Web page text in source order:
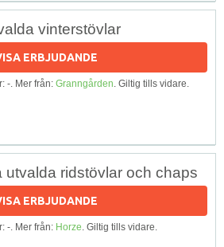
vinterstövlar
ERBJUDANDE
-. Mer från: Granngården. Giltig tills vidare.
utvalda ridstövlar och chaps
ERBJUDANDE
-. Mer från: Horze. Giltig tills vidare.